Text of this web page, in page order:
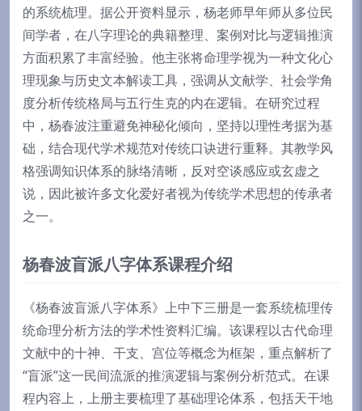
的系统梳理。据公开资料显示，杨老师早年师从多位民
间学者，在八字理论的典籍整理、案例对比与逻辑推演
方面积累了丰富经验。他主张将命理学视为一种文化心
理现象与历史文本解读工具，强调从文献学、社会学角
度分析传统格局与五行生克的内在逻辑。在研究过程
中，杨春波注重避免神秘化倾向，坚持以理性考据为基
础，结合现代学术规范对传统口诀进行重释。其教学风
格强调知识体系的脉络清晰，反对空谈感应或玄虚之
说，因此被许多文化爱好者视为传统学术思想的传承者
之一。
杨春波盲派八字体系课程介绍
《杨春波盲派八字体系》上中下三册是一套系统梳理传
统命理分析方法的学术性资料汇编。该课程以古代命理
文献中的十神、干支、宫位等概念为框架，重点解析了
“盲派”这一民间流派的推演逻辑与案例分析范式。在课
程内容上，上册主要梳理了基础理论体系，包括天干地